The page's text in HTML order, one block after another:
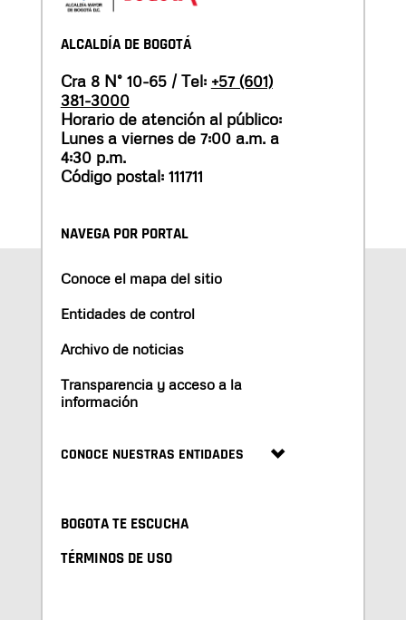
ALCALDÍA DE BOGOTÁ
Cra 8 N° 10-65 / Tel: +57 (601)
381-3000
Horario de atención al público:
Lunes a viernes de 7:00 a.m. a
4:30 p.m.
Código postal: 111711
NAVEGA POR PORTAL
Conoce el mapa del sitio
Entidades de control
Archivo de noticias
Transparencia y acceso a la
información
CONOCE NUESTRAS ENTIDADES
BOGOTA TE ESCUCHA
TÉRMINOS DE USO